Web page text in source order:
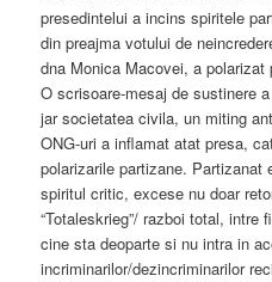
presedintelui a incins spiritele
din preajma votului de
dna Monica Macovei, a
O scrisoare-mesaj de sustinere
jar societatea civila, un miting
ONG-uri a inflamat atat presa,
polarizarile partizane.
spiritul critic, excese nu doar
“Totaleskrieg”/ razboi total,
cine sta deoparte si nu intra in
incriminarilor/dezincriminarilor